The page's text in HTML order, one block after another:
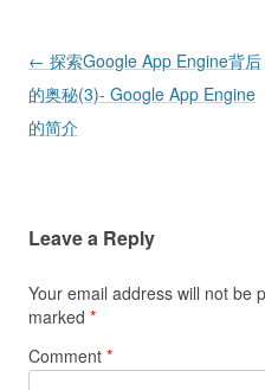
Post navigation
← 探索Google App Engine背后
的奥秘(3)- Google App Engine
的简介
Leave a Reply
Your email address will not be
marked *
Comment *